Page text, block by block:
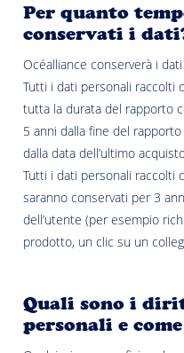
Per quanto
conservati i
Océalliance conserverà i
Tutti i dati personali raccolti
tutta la durata del rapporto
5 anni dalla fine del
dalla data dell’ultimo
Tutti i dati personali raccolti
saranno conservati per 3
dell’utente (per esempio
prodotto, un clic su un
Quali sono i
personali e